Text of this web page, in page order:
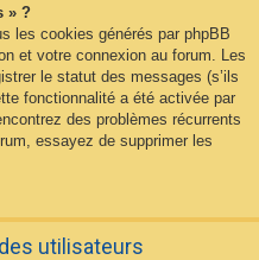
» ?
les cookies générés par phpBB
et votre connexion au forum. Les
le statut des messages (s’ils
fonctionnalité a été activée par
des problèmes récurrents
essayez de supprimer les
utilisateurs